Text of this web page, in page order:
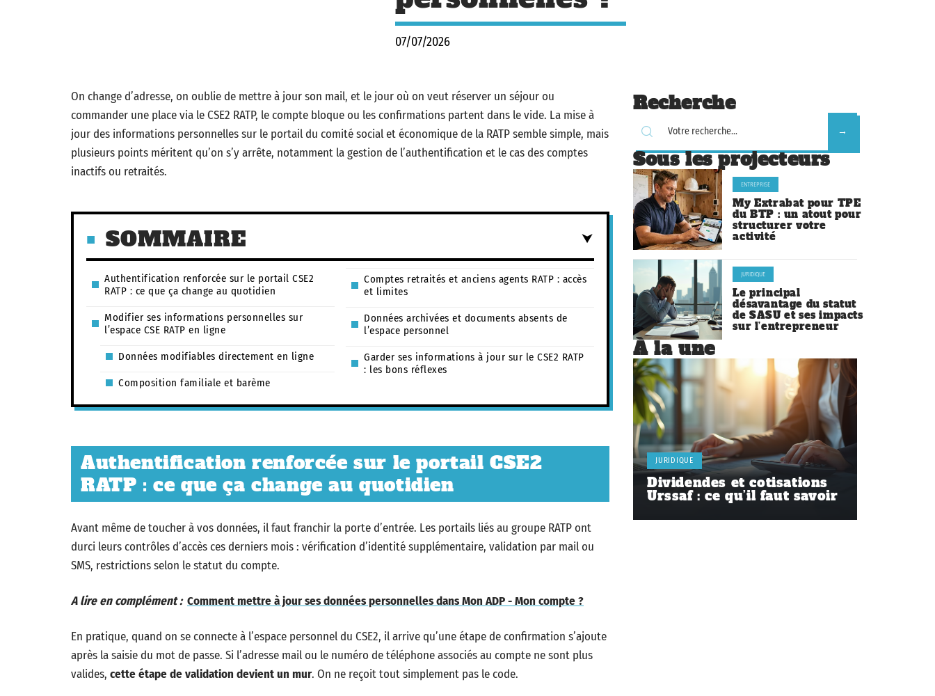
07/07/2026
On change d’adresse, on oublie de mettre à jour son mail, et le jour où on veut réserver un séjour ou
commander une place via le CSE2 RATP, le compte bloque ou les confirmations partent dans le vide. La mise à
jour des informations personnelles sur le portail du comité social et économique de la RATP semble simple, mais
plusieurs points méritent qu’on s’y arrête, notamment la gestion de l’authentification et le cas des comptes
inactifs ou retraités.
SOMMAIRE
Authentification renforcée sur le portail CSE2
RATP : ce que ça change au quotidien
Modifier ses informations personnelles sur
l’espace CSE RATP en ligne
Données modifiables directement en ligne
Composition familiale et barème
Comptes retraités et anciens agents RATP : accès
et limites
Données archivées et documents absents de
l’espace personnel
Garder ses informations à jour sur le CSE2 RATP
: les bons réflexes
Authentification renforcée sur le portail CSE2
RATP : ce que ça change au quotidien
Avant même de toucher à vos données, il faut franchir la porte d’entrée. Les portails liés au groupe RATP ont
durci leurs contrôles d’accès ces derniers mois : vérification d’identité supplémentaire, validation par mail ou
SMS, restrictions selon le statut du compte.
A lire en complément : Comment mettre à jour ses données personnelles dans Mon ADP - Mon compte ?
En pratique, quand on se connecte à l’espace personnel du CSE2, il arrive qu’une étape de confirmation s’ajoute
après la saisie du mot de passe. Si l’adresse mail ou le numéro de téléphone associés au compte ne sont plus
valides, cette étape de validation devient un mur. On ne reçoit tout simplement pas le code.
Recherche
Sous les projecteurs
ENTREPRISE
My Extrabat pour TPE
du BTP : un atout pour
structurer votre
activité
JURIDIQUE
Le principal
désavantage du statut
de SASU et ses impacts
sur l’entrepreneur
À la une
JURIDIQUE
Dividendes et cotisations
Urssaf : ce qu’il faut savoir